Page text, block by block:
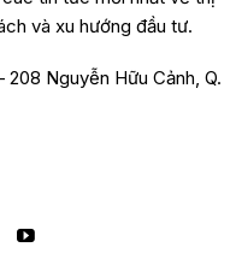
và xu hướng đầu tư.
Nguyễn Hữu Cảnh, Q.